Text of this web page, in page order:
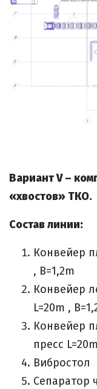
Вариант V –
«хвостов» ТКО.
Состав линии:
Конвейер
, B=1,2m
Конвейер
L=20m ,
Конвейер
пресс
Вибростол
Сепаратор